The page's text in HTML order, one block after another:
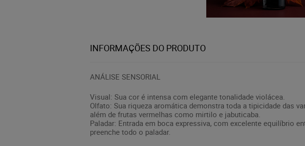
INFORMAÇÕES DO PRODUTO
ANÁLISE SENSORIAL
Visual: Sua cor é intensa com elegante tonalidade violácea.
Olfato: Sua riqueza aromática demonstra toda a tipicidade das
além de frutas vermelhas como mirtilo e jabuticaba.
Paladar: Entrada em boca expressiva, com excelente equilíbrio
preenche todo o paladar.